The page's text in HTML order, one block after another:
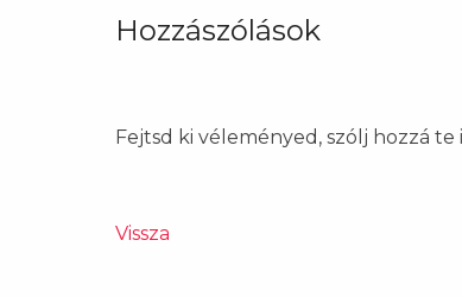
Hozzászólások
Fejtsd ki véleményed, szólj hozzá te
Vissza